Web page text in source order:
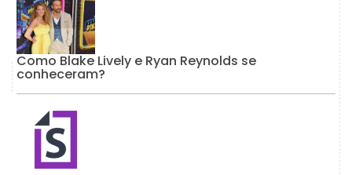
Como Blake Lively e Ryan Reynolds se
conheceram?